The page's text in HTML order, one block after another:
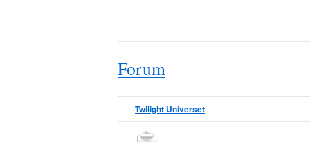
Forum
Twilight Universet